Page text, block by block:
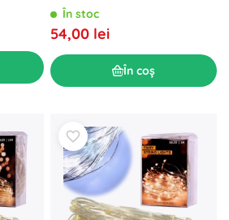
În stoc
54,00 lei
În coș